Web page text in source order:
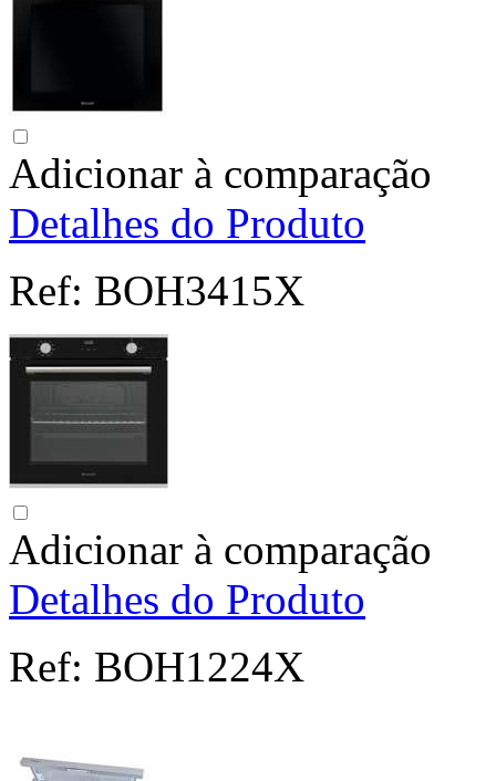
Adicionar à comparação
Detalhes do Produto
Ref: BOH3415X
Adicionar à comparação
Detalhes do Produto
Ref: BOH1224X